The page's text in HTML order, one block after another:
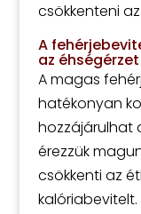
csökkenteni
A
az
A magas
hatékonyan
hozzájárulhat
érezzük
csökkenti az